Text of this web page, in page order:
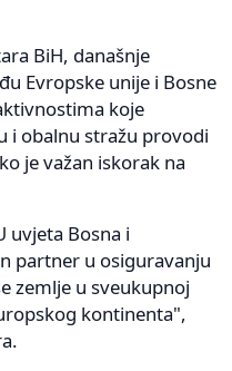
BiH, današnje
Evropske unije i Bosne
koje
i obalnu stražu provodi
je važan iskorak na
uvjeta Bosna i
partner u osiguravanju
zemlje u sveukupnoj
kontinenta",